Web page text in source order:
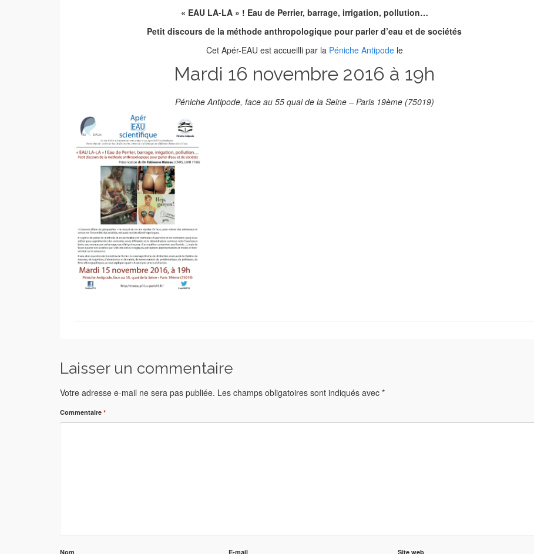
« EAU LA-LA » ! Eau de Perrier, barrage, irrigation, pollution…
Petit discours de la méthode anthropologique pour parler d’eau et de sociétés
Cet Apér-EAU est accueilli par la Péniche Antipode le
Mardi 16 novembre 2016 à 19h
Péniche Antipode, face au 55 quai de la Seine – Paris 19ème (75019)
Laisser un commentaire
Votre adresse e-mail ne sera pas publiée. Les champs obligatoires sont indiqués avec *
Commentaire *
Nom E-mail Site web